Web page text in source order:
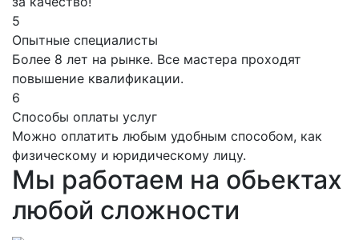
5
Опытные специалисты
Более 8 лет на рынке. Все мастера проходят
повышение квалификации.
6
Способы оплаты услуг
Можно оплатить любым удобным способом, как
физическому и юридическому лицу.
Мы работаем на обьектах
любой сложности